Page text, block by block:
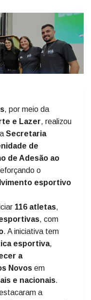
, por meio da
e Lazer, realizou
Secretaria
de
de Adesão ao
o
esportivo
116 atletas,
, com
. A iniciativa tem
esportiva,
a
Novos em
e nacionais.
a